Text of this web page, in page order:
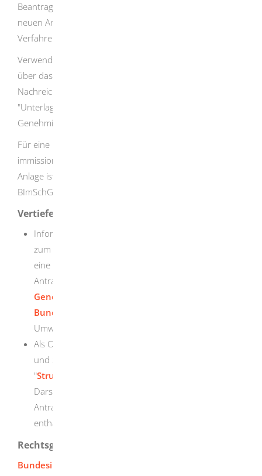
Beantragung der Errichtung und des Betriebs einer
neuen Anlage erfolgt
Verfahrensvariante erfolgt innerhalb der Antragsstellung.
Verwenden Sie bei einer elektronischen Antragstellung
über das Serviceportal Baden-Württemberg für die
Nachreichung von Antragsunterlagen den Online-Prozess
"Unterlagen für immissionsschutzrechtliche
Genehmigung nachreichen".
Für eine nicht wesentliche Änderung einer
immissionsschutzrechtlich genehmigungsbedürftigen
Anlage ist eine vorherige Änderungsanzeige nach § 15
BImSchG erforderlich.
Vertiefende Informationen
Informationen und weiterreichende Erläuterungen
zum Genehmigungsverfahren und zum Antrag sowie
eine Checkliste bezüglich der erforderlichen
Antragsunterlagen finden Sie im
Genehmigungs- und Anzeigeverfahren nach dem
Bundes-Immissionsschutzgesetz
Umweltministeriums Baden-Württemberg.
Als Orientierungshilfe finden Sie für die Vorbereitung
und Strukturierung Ihres Onlineantrags in der Tabelle
"Struktur und Uploadfelder BImSchG-Antrag
Darstellung des durch das Webformular vorgegeben
Antragsaufbaus sowie eine Auflistung der
enthaltenen Uploadfelder.
Rechtsgrundlage
Bundesimmissionsschutzgesetz (BImSchG)